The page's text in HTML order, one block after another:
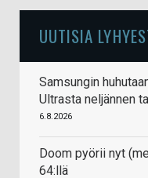
UUTISIA
Samsungin
Ultrasta neljännen
6.8.2026
Doom pyörii nyt
64:llä